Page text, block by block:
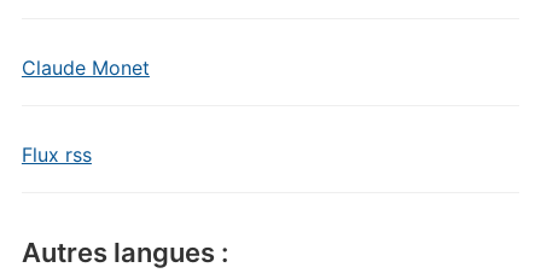
Claude Monet
Flux rss
Autres langues :